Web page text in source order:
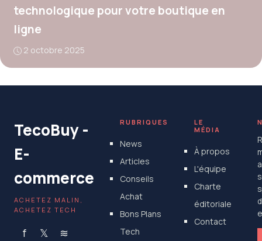
technologique pour votre boutique en
ligne
2 octobre 2025
TecoBuy -
E-
commerce
ACHETEZ MALIN,
ACHETEZ TECH
f 𝕏 ≋
RUBRIQUES
News
Articles
Conseils
Achat
Bons Plans
Tech
LE
MÉDIA
À propos
L'équipe
Charte
éditoriale
Contact